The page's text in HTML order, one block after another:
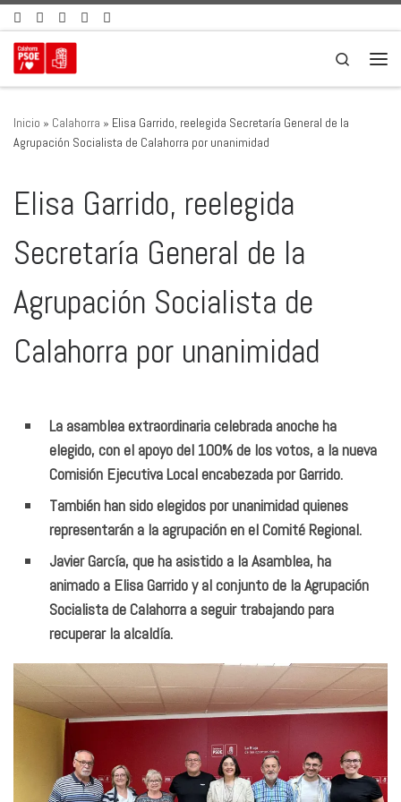
Saltar al contenido
Search
Inicio » Calahorra » Elisa Garrido, reelegida Secretaría General de la
Agrupación Socialista de Calahorra por unanimidad
Elisa Garrido, reelegida
Secretaría General de la
Agrupación Socialista de
Calahorra por unanimidad
La asamblea extraordinaria celebrada anoche ha
elegido, con el apoyo del 100% de los votos, a la nueva
Comisión Ejecutiva Local encabezada por Garrido.
También han sido elegidos por unanimidad quienes
representarán a la agrupación en el Comité Regional.
Javier García, que ha asistido a la Asamblea, ha
animado a Elisa Garrido y al conjunto de la Agrupación
Socialista de Calahorra a seguir trabajando para
recuperar la alcaldía.